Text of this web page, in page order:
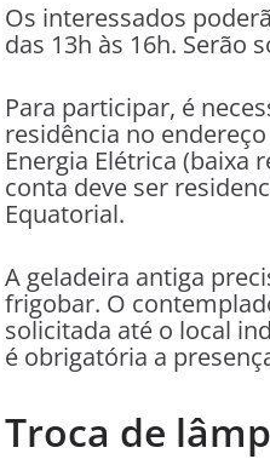
Os interessados
das 13h às 16h. Serão
Para participar, é
residência no
Energia Elétrica (baixa
conta deve ser
Equatorial.
A geladeira antiga
frigobar. O
solicitada até o local
é obrigatória a
Troca de